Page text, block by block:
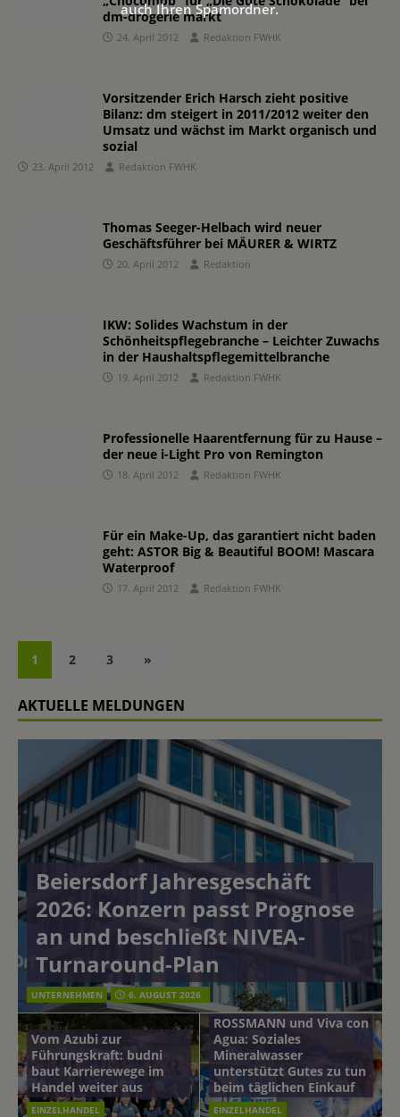
dm-drogerie markt
24. April 2012 Redaktion FWHK
Vorsitzender Erich Harsch zieht positive
Bilanz: dm steigert in 2011/2012 weiter den
Umsatz und wächst im Markt organisch und
sozial
23. April 2012 Redaktion FWHK
Thomas Seeger-Helbach wird neuer
Geschäftsführer bei MÄURER & WIRTZ
20. April 2012 Redaktion
IKW: Solides Wachstum in der
Schönheitspflegebranche – Leichter Zuwachs
in der Haushaltspflegemittelbranche
19. April 2012 Redaktion FWHK
Professionelle Haarentfernung für zu Hause –
der neue i-Light Pro von Remington
18. April 2012 Redaktion FWHK
Für ein Make-Up, das garantiert nicht baden
geht: ASTOR Big & Beautiful BOOM! Mascara
Waterproof
17. April 2012 Redaktion FWHK
1 2 3 »
AKTUELLE MELDUNGEN
Beiersdorf Jahresgeschäft
2026: Konzern passt Prognose
an und beschließt NIVEA-
Turnaround-Plan
UNTERNEHMEN 6. AUGUST 2026
Vom Azubi zur
Führungskraft: budni
baut Karrierewege im
Handel weiter aus
EINZELHANDEL
ROSSMANN und Viva con
Agua: Soziales
Mineralwasser
unterstützt Gutes zu tun
beim täglichen Einkauf
EINZELHANDEL
auch Ihren Spamordner.